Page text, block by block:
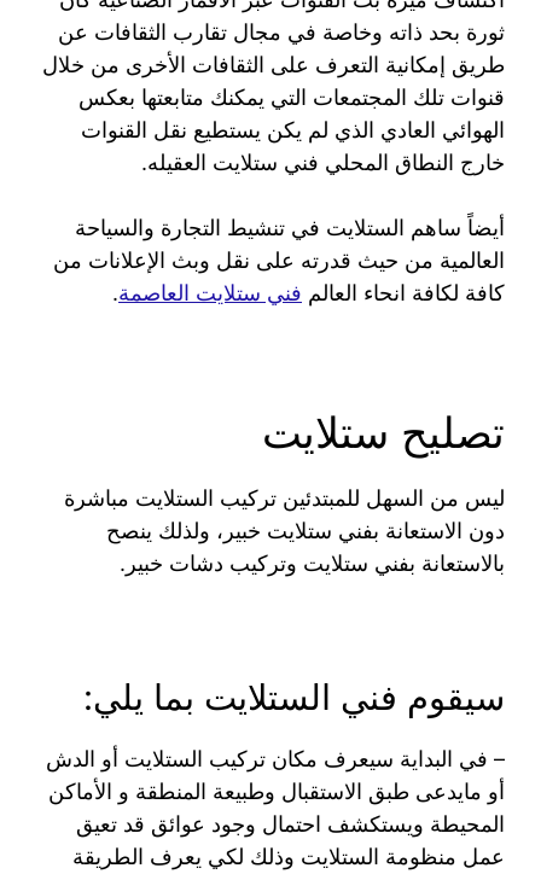
ثورة بحد ذاته وخاصة في مجال تقارب الثقافات عن
طريق إمكانية التعرف على الثقافات الأخرى من خلال
قنوات تلك المجتمعات التي يمكنك متابعتها بعكس
الهوائي العادي الذي لم يكن يستطيع نقل القنوات
خارج النطاق المحلي فني ستلايت العقيله.
أيضاً ساهم الستلايت في تنشيط التجارة والسياحة
العالمية من حيث قدرته على نقل وبث الإعلانات من
كافة لكافة انحاء العالم فني ستلايت العاصمة.
تصليح ستلايت
ليس من السهل للمبتدئين تركيب الستلايت مباشرة
دون الاستعانة بفني ستلايت خبير، ولذلك ينصح
بالاستعانة بفني ستلايت وتركيب دشات خبير.
سيقوم فني الستلايت بما يلي:
– في البداية سيعرف مكان تركيب الستلايت أو الدش
أو مايدعى طبق الاستقبال وطبيعة المنطقة و الأماكن
المحيطة ويستكشف احتمال وجود عوائق قد تعيق
عمل منظومة الستلايت وذلك لكي يعرف الطريقة